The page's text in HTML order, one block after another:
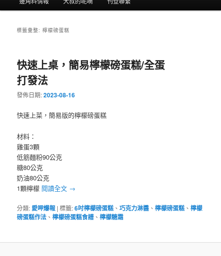
標籤彙整:檸檬磅蛋糕
快速上桌，簡易檸檬磅蛋糕/全蛋
打發法
發佈日期:2023-08-16
快速上菜，簡易版的檸檬磅蛋糕
材料：
雞蛋3顆
低筋麵粉90公克
糖80公克
奶油80公克
1顆檸檬 閱讀全文 →
分類:愛呷爆報 |標籤:6吋檸檬磅蛋糕 、巧克力淋醬 、檸檬磅蛋糕 、檸檬
磅蛋糕作法 、檸檬磅蛋糕食譜 、檸檬糖霜